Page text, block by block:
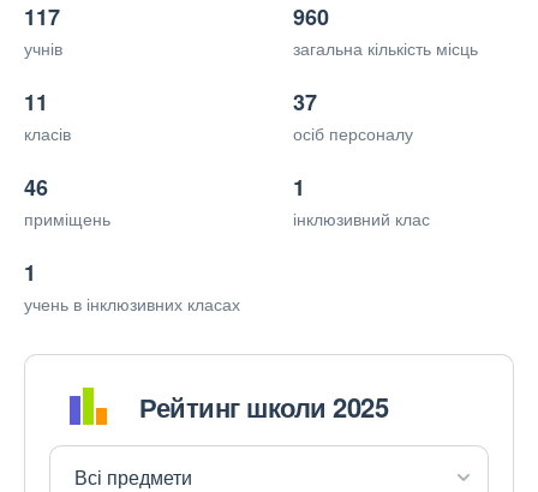
117
учнів
960
загальна кількість місць
11
класів
37
осіб персоналу
46
приміщень
1
інклюзивний клас
1
учень в інклюзивних класах
Рейтинг школи 2025